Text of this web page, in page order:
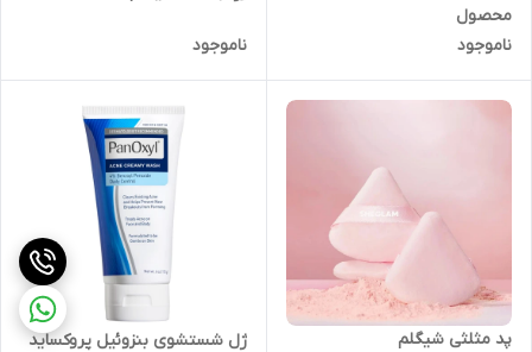
محصول
ناموجود
ناموجود
پد مثلثی شیگلم ژل شستشوی بنزوئیل پروکساید